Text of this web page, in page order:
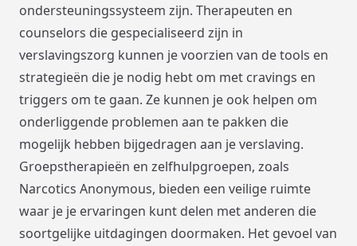
ondersteuningssysteem zijn. Therapeuten en
counselors die gespecialiseerd zijn in
verslavingszorg kunnen je voorzien van de tools en
strategieën die je nodig hebt om met cravings en
triggers om te gaan. Ze kunnen je ook helpen om
onderliggende problemen aan te pakken die
mogelijk hebben bijgedragen aan je verslaving.
Groepstherapieën en zelfhulpgroepen, zoals
Narcotics Anonymous, bieden een veilige ruimte
waar je je ervaringen kunt delen met anderen die
soortgelijke uitdagingen doormaken. Het gevoel van